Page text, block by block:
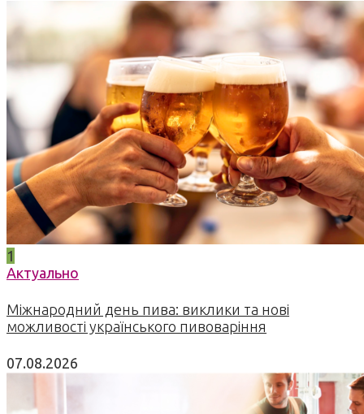
1
Актуально
Міжнародний день пива: виклики та нові
можливості українського пивоваріння
07.08.2026